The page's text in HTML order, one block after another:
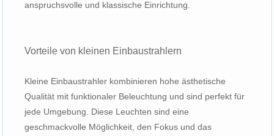
anspruchsvolle und klassische Einrichtung.
Vorteile von kleinen Einbaustrahlern
Kleine Einbaustrahler kombinieren hohe ästhetische
Qualität mit funktionaler Beleuchtung und sind perfekt für
jede Umgebung. Diese Leuchten sind eine
geschmackvolle Möglichkeit, den Fokus und das